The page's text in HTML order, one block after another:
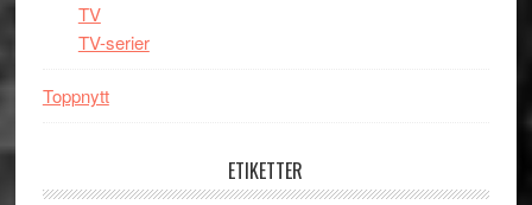
TV
TV-serier
Toppnytt
ETIKETTER